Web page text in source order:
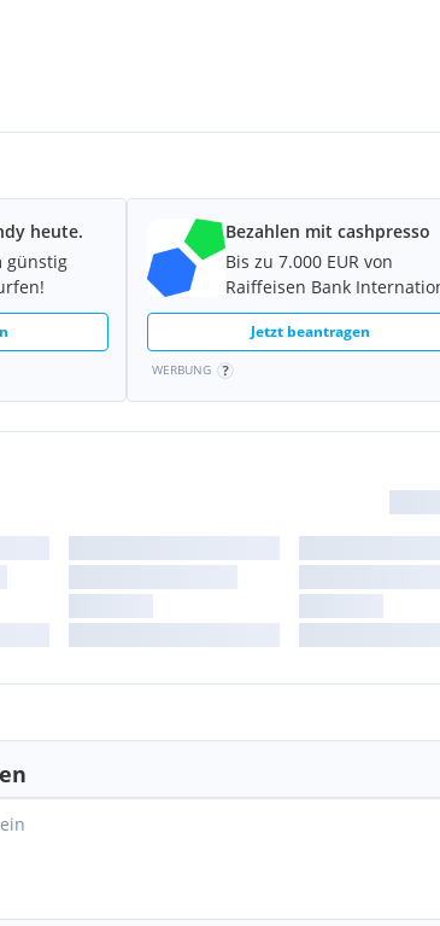
heute.
günstig
Bezahlen mit cashpresso
Bis zu 7.000 EUR von
Raiffeisen Bank
Jetzt beantragen
WERBUNG